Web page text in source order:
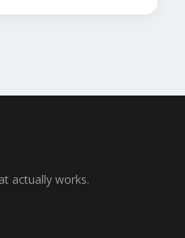
actually works.